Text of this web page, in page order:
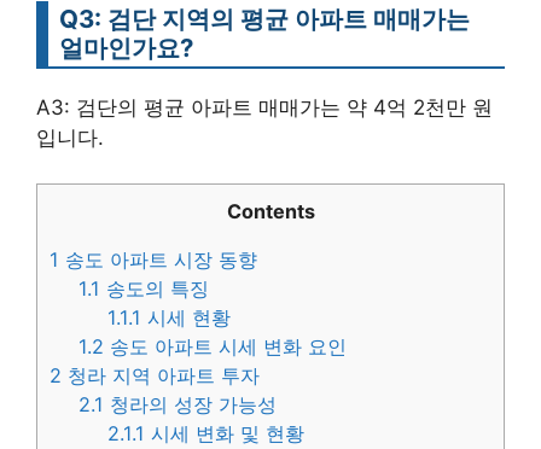
Q3: 검단 지역의 평균 아파트 매매가는
얼마인가요?
A3: 검단의 평균 아파트 매매가는 약 4억 2천만 원
입니다.
Contents
1 송도 아파트 시장 동향
1.1 송도의 특징
1.1.1 시세 현황
1.2 송도 아파트 시세 변화 요인
2 청라 지역 아파트 투자
2.1 청라의 성장 가능성
2.1.1 시세 변화 및 현황